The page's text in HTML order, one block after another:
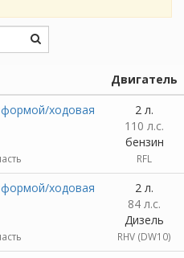
Двигатель
ходовая
2 л.
110 л.с.
бензин
RFL
ходовая
2 л.
84 л.с.
Дизель
RHV (DW10)